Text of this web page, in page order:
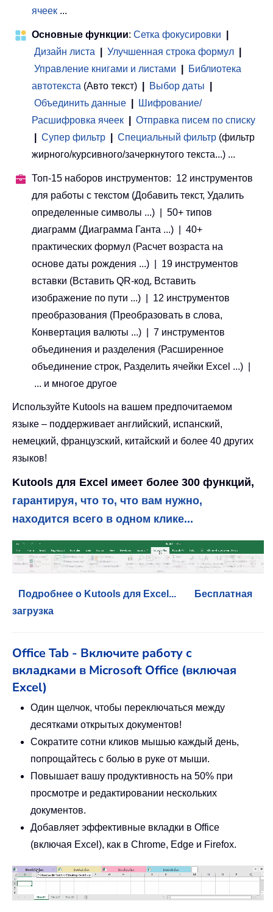
ячеек ...
Основные функции: Сетка фокусировки
Дизайн листа
Улучшенная строка формул
Управление книгами и листами
Библиотека
автотекста (Авто текст) Выбор даты
Объединить данные
Шифрование/
Расшифровка ячеек
Отправка писем по списку
Супер фильтр Специальный фильтр (фильтр
жирного/курсивного/зачеркнутого текста...) ...
Топ-15 наборов инструментов: 12 инструментов
для работы с текстом (Добавить текст, Удалить
определенные символы ...) | 50+ типов
диаграмм (Диаграмма Ганта ...) | 40+
практических формул (Расчет возраста на
основе даты рождения ...) | 19 инструментов
вставки (Вставить QR-код, Вставить
изображение по пути ...) | 12 инструментов
преобразования (Преобразовать в слова,
Конвертация валюты ...) | 7 инструментов
объединения и разделения (Расширенное
объединение строк, Разделить ячейки Excel ...) |
... и многое другое
Используйте Kutools на вашем предпочитаемом
языке – поддерживает английский, испанский,
немецкий, французский, китайский и более 40 других
языков!
Kutools для Excel имеет более 300 функций,
гарантируя, что то, что вам нужно,
находится всего в одном клике...
Подробнее о Kutools для Excel...
Бесплатная
загрузка
Office Tab - Включите работу с
вкладками в Microsoft Office (включая
Excel)
Один щелчок, чтобы переключаться между
десятками открытых документов!
Сократите сотни кликов мышью каждый день,
попрощайтесь с болью в руке от мыши.
Повышает вашу продуктивность на 50% при
просмотре и редактировании нескольких
документов.
Добавляет эффективные вкладки в Office
(включая Excel), как в Chrome, Edge и Firefox.